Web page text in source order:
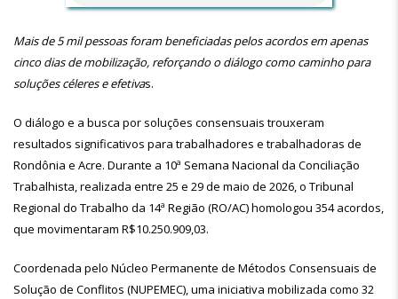
Mais de 5 mil pessoas foram beneficiadas pelos acordos em apenas
cinco dias de mobilização, reforçando o diálogo como caminho para
soluções céleres e efetivas.
O diálogo e a busca por soluções consensuais trouxeram
resultados significativos para trabalhadores e trabalhadoras de
Rondônia e Acre. Durante a 10ª Semana Nacional da Conciliação
Trabalhista, realizada entre 25 e 29 de maio de 2026, o Tribunal
Regional do Trabalho da 14ª Região (RO/AC) homologou 354 acordos,
que movimentaram R$10.250.909,03.
Coordenada pelo Núcleo Permanente de Métodos Consensuais de
Solução de Conflitos (NUPEMEC), uma iniciativa mobilizada como 32